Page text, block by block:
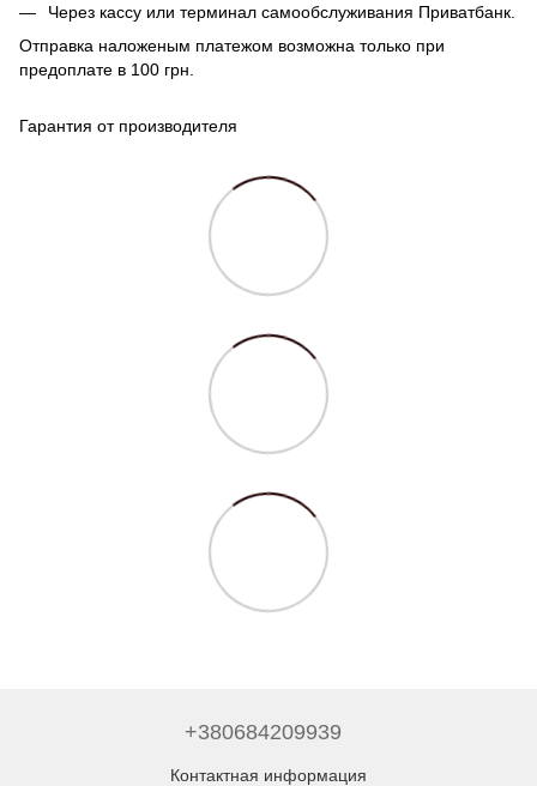
Через кассу или терминал самообслуживания Приватбанк.
Отправка наложеным платежом возможна только при
предоплате в 100 грн.
Гарантия от производителя
+380684209939
Контактная информация